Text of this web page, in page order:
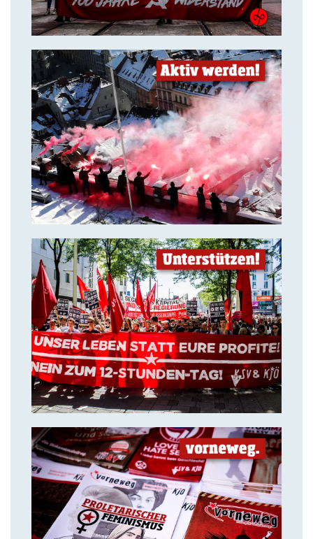
14. Juli 2018
Aktiv werden & gemeinsam
kämpfen!
14. Juli 2018
Solidarität ist unsere stärkste
Waffe!
14. Juli 2018
VORNEWEG